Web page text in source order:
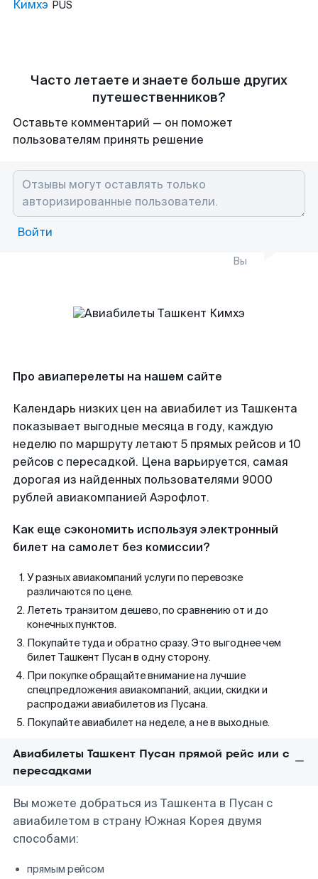
Кимхэ PUS
Часто летаете и знаете больше других
путешественников?
Оставьте комментарий — он поможет
пользователям принять решение
Войти
Вы
Про авиаперелеты на нашем сайте
Календарь низких цен на авиабилет из Ташкента
показывает выгодные месяца в году, каждую
неделю по маршруту летают 5 прямых рейсов и 10
рейсов с пересадкой. Цена варьируется, самая
дорогая из найденных пользователями 9000
рублей авиакомпанией Аэрофлот.
Как еще сэкономить используя электронный
билет на самолет без комиссии?
У разных авиакомпаний услуги по перевозке
различаются по цене.
Лететь транзитом дешево, по сравнению от и до
конечных пунктов.
Покупайте туда и обратно сразу. Это выгоднее чем
билет Ташкент Пусан в одну сторону.
При покупке обращайте внимание на лучшие
спецпредложения авиакомпаний, акции, скидки и
распродажи авиабилетов из Пусана.
Покупайте авиабилет на неделе, а не в выходные.
Авиабилеты Ташкент Пусан прямой рейс или с
пересадками
Вы можете добраться из Ташкента в Пусан с
авиабилетом в страну Южная Корея двумя
способами:
прямым рейсом